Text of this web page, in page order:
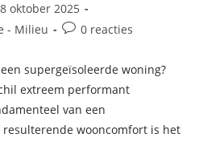
8 oktober 2025
- Milieu 0 reacties
supergeïsoleerde woning?
extreem performant
van een
wooncomfort is het